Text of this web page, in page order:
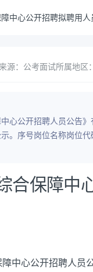
中心公开招聘拟聘用
源：公考面试所属地区
心公开招聘人员公告
。序号岗位名称岗位
合保障中
中心公开招聘人员